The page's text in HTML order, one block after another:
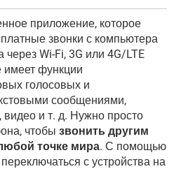
приложение, которое
звонки с компьютера
Wi-Fi, 3G или 4G/LTE
функции
голосовых и
сообщениями,
и т. д. Нужно просто
чтобы звонить другим
точке мира. С помощью
с устройства на